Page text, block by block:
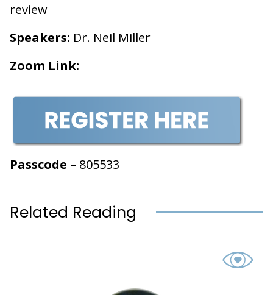
review
Speakers: Dr. Neil Miller
Zoom Link:
Passcode – 805533
Related Reading